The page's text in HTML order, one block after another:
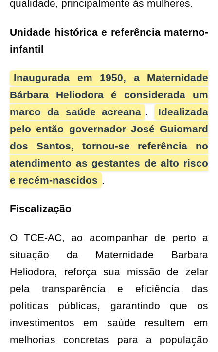
qualidade, principalmente às mulheres.
Unidade histórica e referência materno-
infantil
Inaugurada em 1950, a Maternidade
Bárbara Heliodora é considerada um
marco da saúde acreana .
Idealizada
pelo então governador José Guiomard
dos Santos, tornou-se referência no
atendimento as gestantes de alto risco
e recém-nascidos .
Fiscalização
O TCE-AC, ao acompanhar de perto a
situação da Maternidade Barbara
Heliodora, reforça sua missão de zelar
pela transparência e eficiência das
políticas públicas, garantindo que os
investimentos em saúde resultem em
melhorias concretas para a população